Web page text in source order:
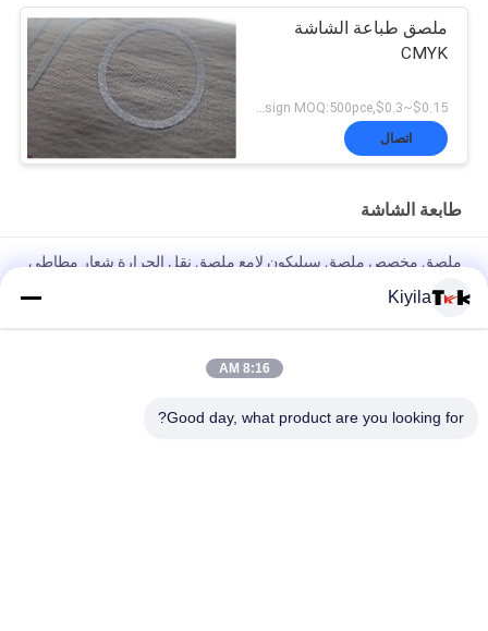
ملصق طباعة الشاشة
CMYK
$0.15~$0.3,according design MOQ:500pce لكل
اتصال
طابعة الشاشة
ملصق مخصص ملصق سيليكون لامع ملصق نقل الحرارة شعار مطاطي
شعار العلامة التجارية المخصصة العلامة التجارية للبيع علامة الملابس
لتسميات الملابس
Kiyila
8:16 AM
Good day, what product are you looking for?